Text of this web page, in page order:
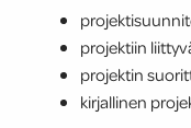
projektiin
projektin
kirjallinen